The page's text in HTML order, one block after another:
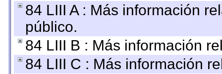
84 LIII A : Más información
público.
84 LIII B : Más información
84 LIII C : Más información